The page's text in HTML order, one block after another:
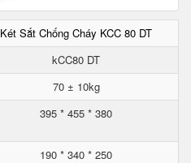
Két Sắt Chống Cháy KCC 80 DT
kCC80 DT
70 ± 10kg
395 * 455 * 380
190 * 340 * 250